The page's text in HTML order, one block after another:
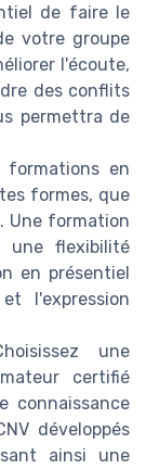
de faire le
votre groupe
l'écoute,
des conflits
permettra de
formations en
formes, que
Une formation
une flexibilité
en présentiel
l'expression
une
certifié
connaissance
développés
ainsi une